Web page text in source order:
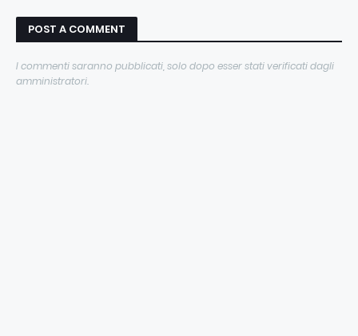
POST A COMMENT
I commenti saranno pubblicati, solo dopo esser stati verificati dagli
amministratori.